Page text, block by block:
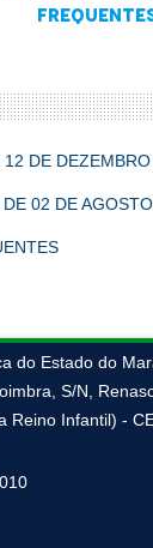
12 DE
02 DE
do Estado do
S/N,
Reino Infantil) -